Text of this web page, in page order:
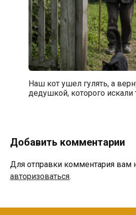
Наш кот ушел гулять, а
дедушкой, которого искали
Добавить комментарии
Для отправки комментария вам
авторизоваться.